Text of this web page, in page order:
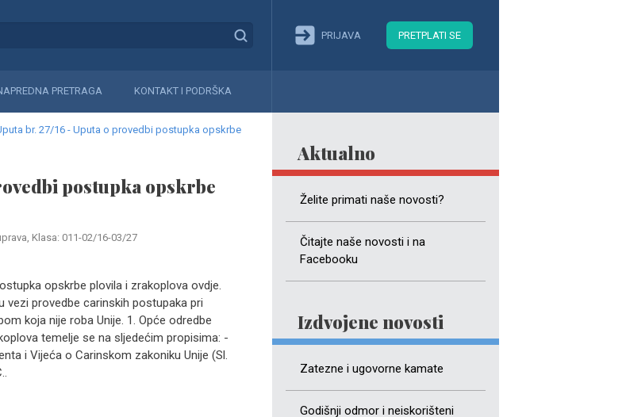
PRIJAVA PRETPLATI SE
PRETRAGA KONTAKT I PODRŠKA
Aktualno
Želite primati naše novosti?
Čitajte naše novosti i na
Facebooku
Izdvojene novosti
Zatezne i ugovorne kamate
Godišnji odmor i neiskorišteni
br. 27/16 - Uputa o provedbi postupka opskrbe
postupka opskrbe
Klasa: 011-02/16-03/27
opskrbe plovila i zrakoplova ovdje.
provedbe carinskih postupaka pri
koja nije roba Unije. 1. Opće odredbe
temelje se na sljedećim propisima: -
i Vijeća o Carinskom zakoniku Unije (Sl.